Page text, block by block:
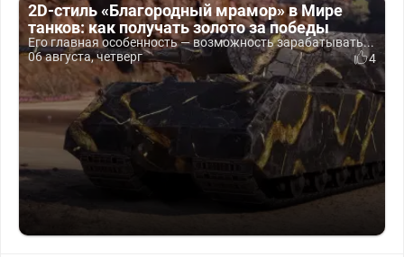
2D-стиль «Благородный мрамор» в Мире
танков: как получать золото за победы
Его главная особенность — возможность зарабатывать...
06 августа, четверг
4